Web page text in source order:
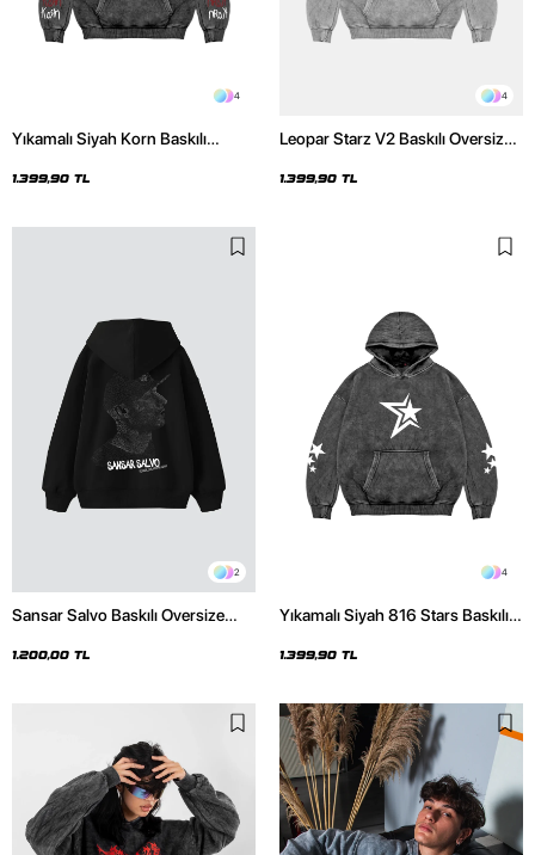
4
Yıkamalı Siyah Korn Baskılı
1.399,90 TL
4
Leopar Starz V2 Baskılı Oversize
Hoodie
1.399,90 TL
2
Sansar Salvo Baskılı Oversize
1.200,00 TL
4
Yıkamalı Siyah 816 Stars Baskılı
1.399,90 TL